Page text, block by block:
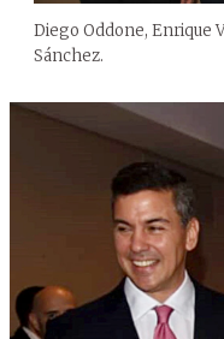
Diego Oddone, Enrique
Sánchez.